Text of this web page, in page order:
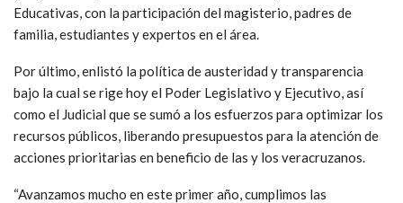
Educativas, con la participación del magisterio, padres de
familia, estudiantes y expertos en el área.
Por último, enlistó la política de austeridad y transparencia
bajo la cual se rige hoy el Poder Legislativo y Ejecutivo, así
como el Judicial que se sumó a los esfuerzos para optimizar los
recursos públicos, liberando presupuestos para la atención de
acciones prioritarias en beneficio de las y los veracruzanos.
“Avanzamos mucho en este primer año, cumplimos las